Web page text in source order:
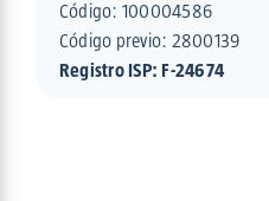
Código: 100004586
Código previo: 2800139
Registro ISP: F-24674